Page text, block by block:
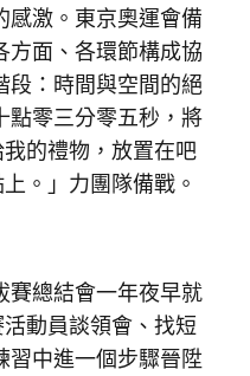
感激。東京奧運會備
方面、各環節構成協
段：時間與空間的絕
點零三分零五秒，將
的禮物，放置在吧
。」力團隊備戰。
總結會一年夜早就
動員談領會、找短
習中進一個步驟晉陞